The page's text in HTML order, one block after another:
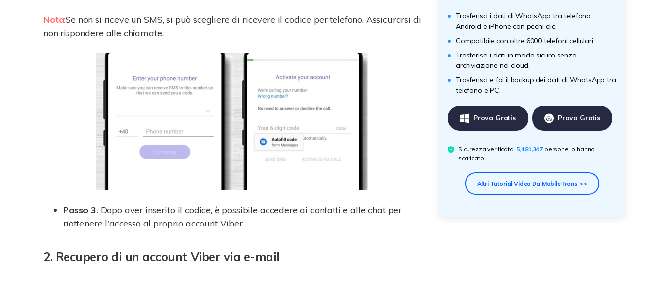
Nota:Se non si riceve un SMS, si può scegliere di ricevere il codice per telefono. Assicurarsi di
non rispondere alle chiamate.
Passo 3. Dopo aver inserito il codice, è possibile accedere ai contatti e alle chat per
riottenere l'accesso al proprio account Viber.
2. Recupero di un account Viber via e-mail
Trasferisci i dati di WhatsApp tra telefono
Android e iPhone con pochi clic.
Compatibile con oltre 6000 telefoni cellulari.
Trasferisci i dati in modo sicuro senza
archiviazione nel cloud.
Trasferisci e fai il backup dei dati di WhatsApp tra
telefono e PC.
Prova Gratis Prova Gratis
Sicurezza verificata. 5,481,347 persone lo hanno
scaricato.
Altri Tutorial Video Da MobileTrans >>